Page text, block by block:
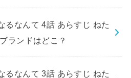
るなんて 4話 あらすじ ねた
ランドはどこ？
るなんて 3話 あらすじ ねた